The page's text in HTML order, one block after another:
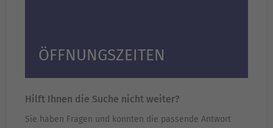
ÖFFNUNGSZEITEN
Hilft Ihnen die Suche nicht weiter?
Sie haben Fragen und konnten die passende Antwort